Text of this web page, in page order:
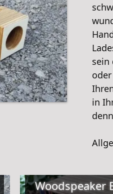
sein
in
Woodspeaker